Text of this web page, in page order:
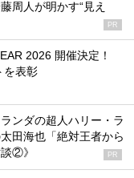
周人が明かす“見え
PR
2026 開催決定！
を表彰
ンダの超人ハリー・ラ
田海也「絶対王者から
②》
PR